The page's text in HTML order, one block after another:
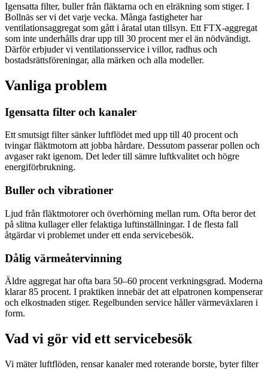
Igensatta filter, buller från fläktarna och en elräkning som stiger. I
Bollnäs ser vi det varje vecka. Många fastigheter har
ventilationsaggregat som gått i åratal utan tillsyn. Ett FTX-aggregat
som inte underhålls drar upp till 30 procent mer el än nödvändigt.
Därför erbjuder vi ventilationsservice i villor, radhus och
bostadsrättsföreningar, alla märken och alla modeller.
Vanliga problem
Igensatta filter och kanaler
Ett smutsigt filter sänker luftflödet med upp till 40 procent och
tvingar fläktmotorn att jobba hårdare. Dessutom passerar pollen och
avgaser rakt igenom. Det leder till sämre luftkvalitet och högre
energiförbrukning.
Buller och vibrationer
Ljud från fläktmotorer och överhörning mellan rum. Ofta beror det
på slitna kullager eller felaktiga luftinställningar. I de flesta fall
åtgärdar vi problemet under ett enda servicebesök.
Dålig värmeåtervinning
Äldre aggregat har ofta bara 50–60 procent verkningsgrad. Moderna
klarar 85 procent. I praktiken innebär det att elpatronen kompenserar
och elkostnaden stiger. Regelbunden service håller värmeväxlaren i
form.
Vad vi gör vid ett servicebesök
Vi mäter luftflöden, rensar kanaler med roterande borste, byter filter